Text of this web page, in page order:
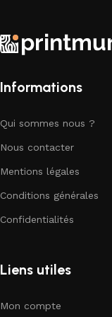
parfaite pour
Informations
Qui sommes nous ?
Nous contacter
Mentions légales
Conditions générales
Confidentialités
Liens utiles
Mon compte